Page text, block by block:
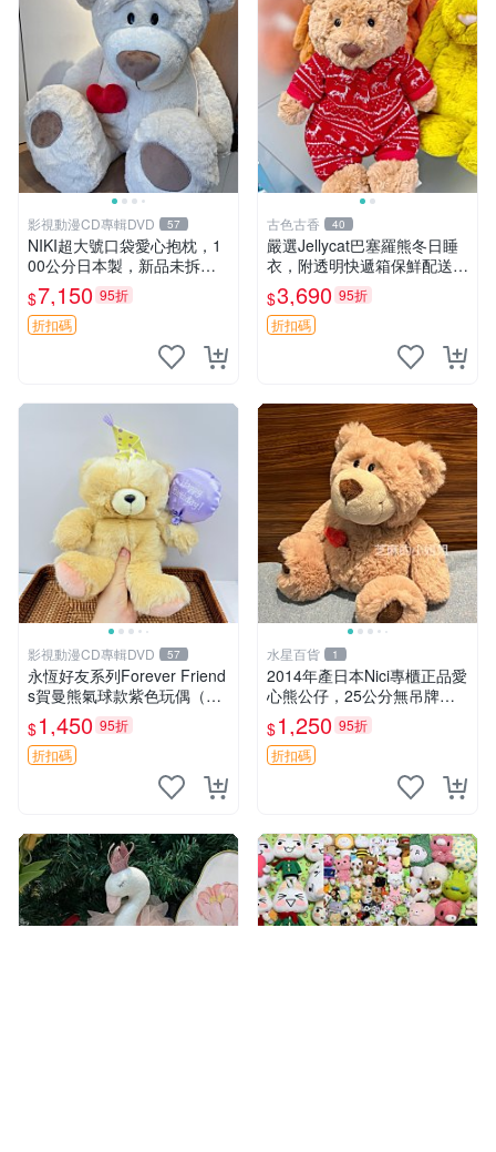
影視動漫CD專輯DVD 57
NIKI超大號口袋愛心抱枕，1
00公分日本製，新品未拆封
胖嘟嘟收藏推薦 愛心抱枕 日
本 抱枕
$7,150 95折
折扣碼
古色古香 40
嚴選Jellycat巴塞羅熊冬日睡
衣，附透明快遞箱保鮮配送，
童趣可愛可收藏 巴塞羅熊 睡
衣 透明袋
$3,690 95折
折扣碼
影視動漫CD專輯DVD 57
永恆好友系列Forever Friend
s賀曼熊氣球款紫色玩偶（鼻
子稍有磨損） 中古玩具 氣球
熊 玩偶
$1,450 95折
折扣碼
水星百貨 1
2014年產日本Nici專櫃正品愛
心熊公仔，25公分無吊牌全
新 愛心熊 公仔 熊抱玩偶
$1,250 95折
折扣碼